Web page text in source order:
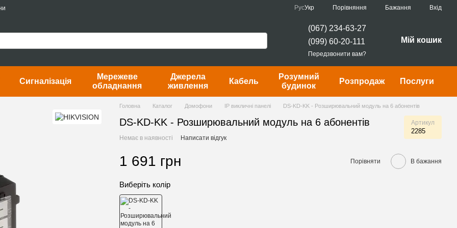
РусУкр Порівняння Бажання Вхід
(067) 234-63-27
(099) 60-20-111
Передзвонити вам?
Мій кошик
Сигналізація
Мережеве
обладнання
Джерела
живлення
Кабель
Розумний
будинок
Розпродаж Послуги
Головна Каталог Домофони IP викличні панелі DS-KD-KK - Розширювальний модуль на 6 абонентів
DS-KD-KK - Розширювальний модуль на 6 абонентів Артикул
2285
Немає в наявності Написати відгук
1 691 грн Порівняти В бажання
Виберіть колір